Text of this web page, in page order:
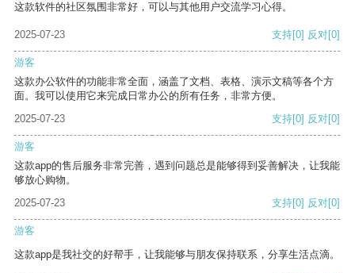
这款软件的社区氛围非常好，可以与其他用户交流学习心得。
2025-07-23 支持[0] 反对[0]
游客
这款办公软件的功能非常全面，涵盖了文档、表格、演示文稿等各个方
面。我可以使用它来完成日常办公的所有任务，非常方便。
2025-07-23
支持[0] 反对[0]
游客
这款app的售后服务非常完善，遇到问题总是能够得到妥善解决，让我能
够放心购物。
2025-07-23
支持[0] 反对[0]
游客
这款app是我社交的好帮手，让我能够与朋友保持联系，分享生活点滴。